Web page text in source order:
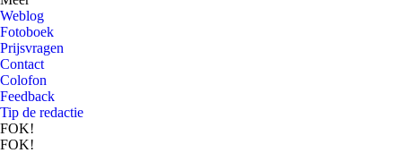
Weblog
Fotoboek
Prijsvragen
Contact
Colofon
Feedback
Tip de redactie
FOK!
FOK!